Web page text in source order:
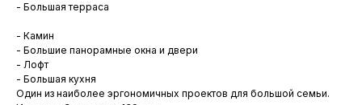
- Большая терраса
- Камин
- Большие панорамные окна и двери
- Лофт
- Большая кухня
Один из наиболее эргономичных проектов для большой семьи.
Меню
Построили Снегири
Готовые проекты